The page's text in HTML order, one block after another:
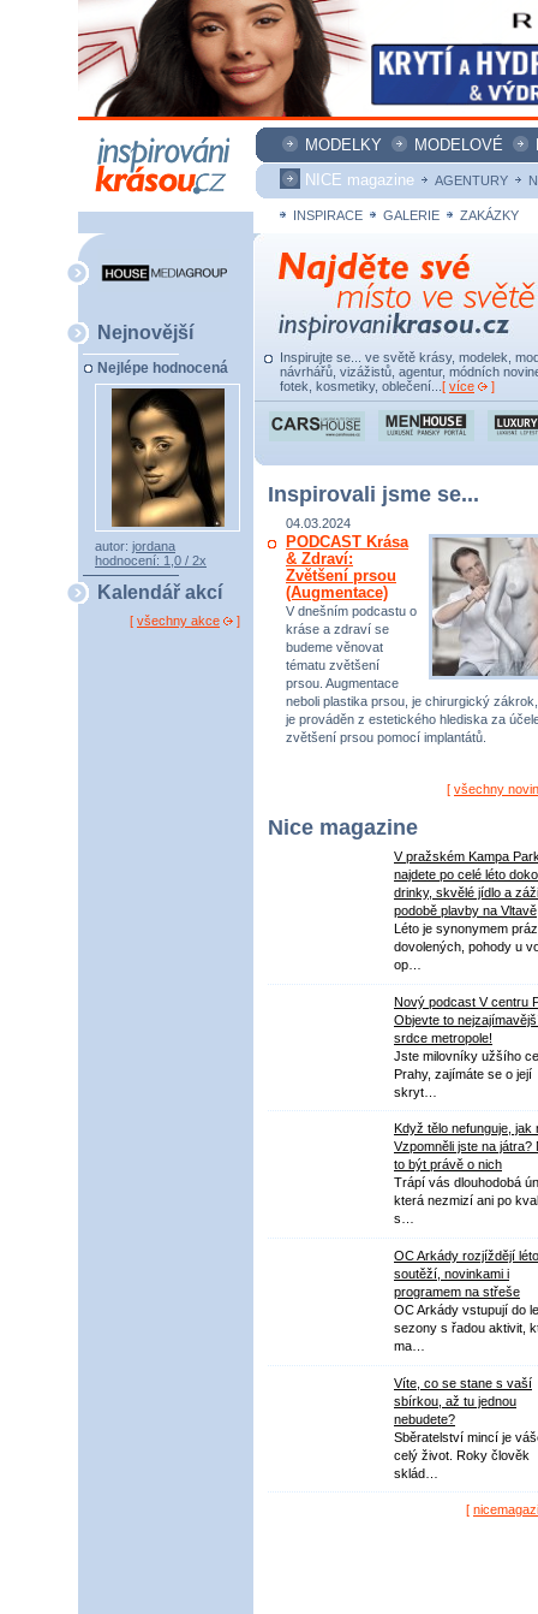
MODELKY MODELOVÉ
NICE magazine
AGENTURY
INSPIRACE GALERIE ZAKÁZKY
Nejnovější
Nejlépe hodnocená
autor: jordana
hodnocení: 1,0 / 2x
Kalendář akcí
[ všechny akce ]
Inspirujte se... ve světě krásy, modelek,
návrhářů, vizážistů, agentur, módních
fotek, kosmetiky, oblečení... [ více ]
Inspirovali jsme se...
04.03.2024
PODCAST Krása
& Zdraví:
Zvětšení prsou
(Augmentace)
V dnešním podcastu o
kráse a zdraví se
budeme věnovat
tématu zvětšení
prsou. Augmentace
neboli plastika prsou, je chirurgický
je prováděn z estetického hlediska za
zvětšení prsou pomocí implantátů.
[ všechny
Nice magazine
V pražském Kampa
najdete po celé léto
drinky, skvělé jídlo a
podobě plavby na Vltavě
Léto je synonymem
dovolených, pohody u
op…
Nový podcast V centru
Objevte to
srdce metropole!
Jste milovníky užšího
Prahy, zajímáte se o její
skryt…
Když tělo nefunguje, jak
Vzpomněli jste na játra?
to být právě o nich
Trápí vás dlouhodobá
která nezmizí ani po
s…
OC Arkády rozjíždějí léto
soutěží, novinkami i
programem na střeše
OC Arkády vstupují do
sezony s řadou aktivit,
ma…
Víte, co se stane s vaší
sbírkou, až tu jednou
nebudete?
Sběratelství mincí je
celý život. Roky člověk
sklád…
[